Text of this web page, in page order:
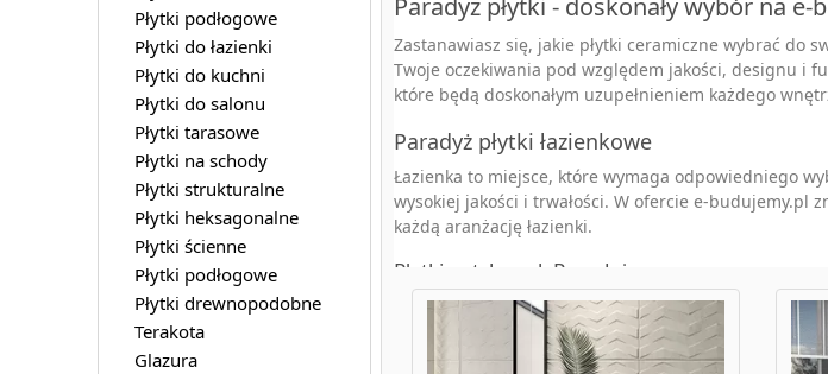
Zastanawiasz się, jakie płytki ceramiczne wybrać do
Twoje oczekiwania pod względem jakości, designu i
które będą doskonałym uzupełnieniem każdego
Paradyż płytki łazienkowe
Łazienka to miejsce, które wymaga odpowiedniego
wysokiej jakości i trwałości. W ofercie e-budujemy.pl
każdą aranżację łazienki.
Płytki patchwork Paradyż
Jeśli chcesz dodać swojej łazience nieco
budujemy.pl dostępne są różnorodne wzory i kolory
sprawia, że każdy znajdzie coś dla siebie.
Płytki podłogowe
Płytki do łazienki
Płytki do kuchni
Płytki do salonu
Płytki tarasowe
Płytki na schody
Płytki strukturalne
Płytki heksagonalne
Płytki ścienne
Płytki podłogowe
Płytki drewnopodobne
Terakota
Glazura